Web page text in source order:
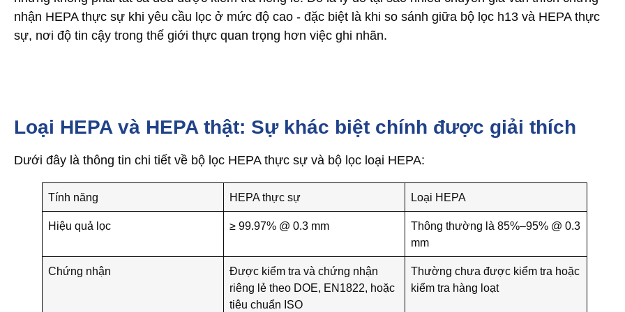
nhận HEPA thực sự khi yêu cầu lọc ở mức độ cao - đặc biệt là khi so sánh giữa bộ lọc h13 và HEPA thực
sự, nơi độ tin cậy trong thế giới thực quan trọng hơn việc ghi nhãn.
Loại HEPA và HEPA thật: Sự khác biệt chính được giải thích
Dưới đây là thông tin chi tiết về bộ lọc HEPA thực sự và bộ lọc loại HEPA:
Tính năng HEPA thực sự Loại HEPA
Hiệu quả lọc ≥ 99.97% @ 0.3 mm
Thông thường là 85%–95% @ 0.3
mm
Chứng nhận
Được kiểm tra và chứng nhận
riêng lẻ theo DOE, EN1822, hoặc
tiêu chuẩn ISO
Thường chưa được kiểm tra hoặc
kiểm tra hàng loạt